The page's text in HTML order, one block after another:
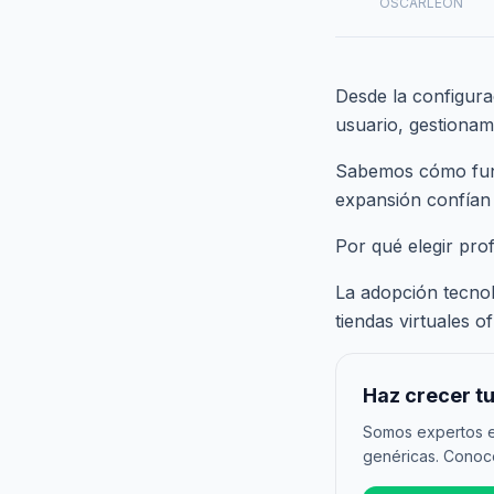
Desde la
usuario,
Sabemos cómo
expansión
Por qué elegir
La adopción
tiendas virtuales
Haz crecer
Somos expertos
genéricas.